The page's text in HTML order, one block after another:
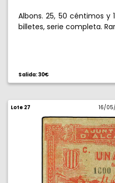
Albons. 25, 50 céntimos y
billetes, serie completa.
Salida: 30€
Lote 27 16/